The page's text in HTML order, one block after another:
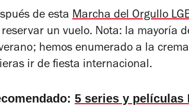
de esta Marcha del Orgullo
un vuelo. Nota: la mayoría
hemos enumerado a la
ir de fiesta internacional.
5 series y películas